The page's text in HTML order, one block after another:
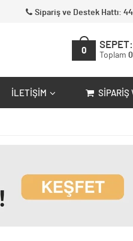
Sipariş ve Destek Hattı:
0
SEPET:
Toplam 0
İLETIŞIM SIPARIŞ